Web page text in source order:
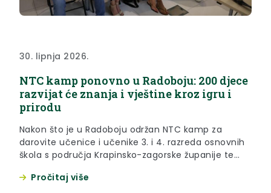
30. lipnja 2026.
NTC kamp ponovno u Radoboju: 200 djece
razvijat će znanja i vještine kroz igru i
prirodu
Nakon što je u Radoboju održan NTC kamp za
darovite učenice i učenike 3. i 4. razreda osnovnih
škola s područja Krapinsko-zagorske županije te
čitave Republike Hrvatske, autor i idejni začetnik
Pročitaj više